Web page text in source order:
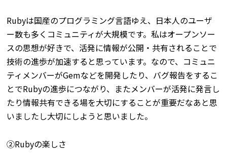
Rubyは国産のプログラミング言語ゆえ、日本人のユーザ
ー数も多くコミュニティが大規模です。私はオープンソー
スの思想が好きで、活発に情報が公開・共有されることで
技術の進歩が加速すると思っています。なので、コミュニ
ティメンバーがGemなどを開発したり、バグ報告をするこ
とでRubyの進歩につながり、またメンバーが活発に発言し
たり情報共有できる場を大切にすることが重要だなあと思
いましたし大切にしようと思いました。
②Rubyの楽しさ